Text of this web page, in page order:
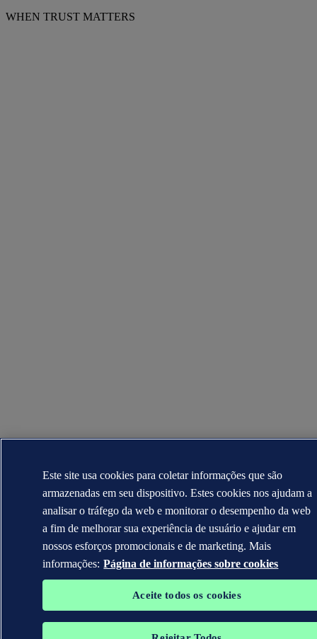
WHEN TRUST MATTERS
Este site usa cookies para coletar informações que são
armazenadas em seu dispositivo. Estes cookies nos ajudam a
analisar o tráfego da web e monitorar o desempenho da web
a fim de melhorar sua experiência de usuário e ajudar em
nossos esforços promocionais e de marketing. Mais
informações: Página de informações sobre cookies
Aceite todos os cookies